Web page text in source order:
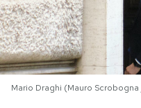
NEWSLETTER
I MIEI PREFERITI
Mario Draghi (Mauro Scrobogna